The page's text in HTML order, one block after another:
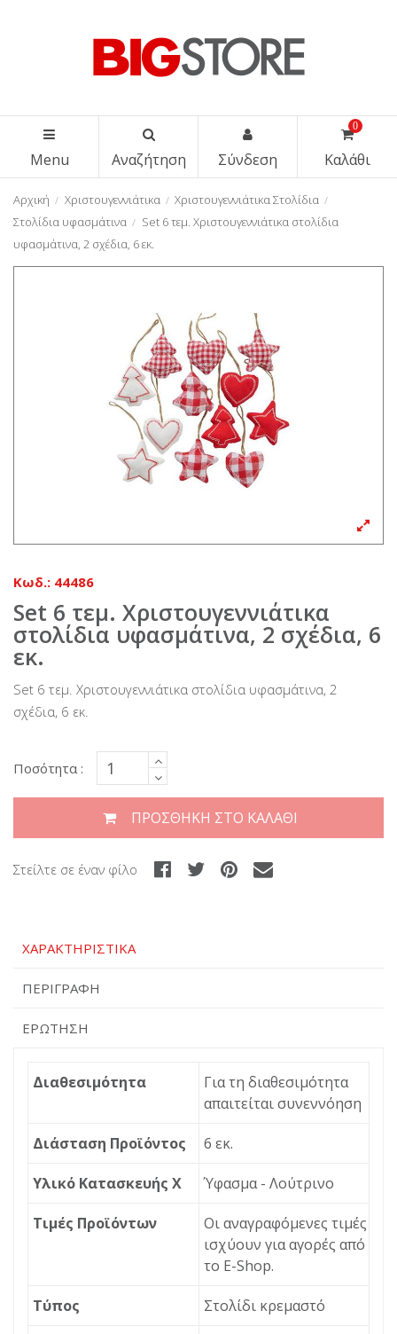
Menu Αναζήτηση Σύνδεση
0
Καλάθι
Αρχική Χριστουγεννιάτικα
Χριστουγεννιάτικα Στολίδια
Στολίδια υφασμάτινα
Set 6 τεμ. Χριστουγεννιάτικα στολίδια
υφασμάτινα, 2 σχέδια, 6 εκ.
Κωδ.: 44486
Set 6 τεμ. Χριστουγεννιάτικα
στολίδια υφασμάτινα, 2 σχέδια, 6
εκ.
Set 6 τεμ. Χριστουγεννιάτικα στολίδια υφασμάτινα, 2
σχέδια, 6 εκ.
Ποσότητα :
ΠΡΟΣΘΉΚΗ ΣΤΟ ΚΑΛΆΘΙ
Στείλτε σε έναν φίλο
ΧΑΡΑΚΤΗΡΙΣΤΙΚΆ
ΠΕΡΙΓΡΑΦΉ
ΕΡΏΤΗΣΗ
Διαθεσιμότητα
Για τη διαθεσιμότητα
απαιτείται συνεννόηση
Διάσταση Προϊόντος 6 εκ.
Υλικό Κατασκευής X Ύφασμα - Λούτρινο
Τιμές Προϊόντων
Οι αναγραφόμενες τιμές
ισχύουν για αγορές από
το Ε-Shop.
Τύπος Στολίδι κρεμαστό